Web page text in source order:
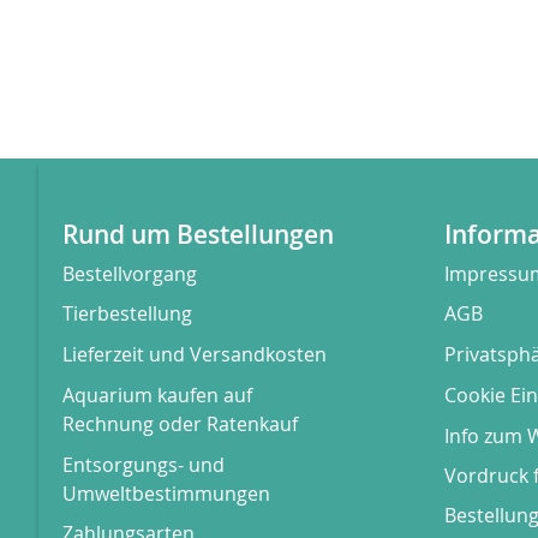
Rund um Bestellungen
Bestellvorgang
Tierbestellung
Lieferzeit und Versandkosten
Aquarium kaufen auf
Rechnung oder Ratenkauf
Entsorgungs- und
Umweltbestimmungen
AGB
Cookie
Info zum
Vordruck